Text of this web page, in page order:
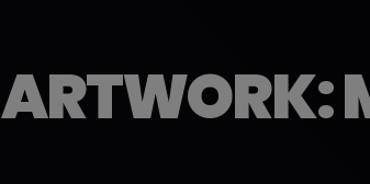
ARTWORK: